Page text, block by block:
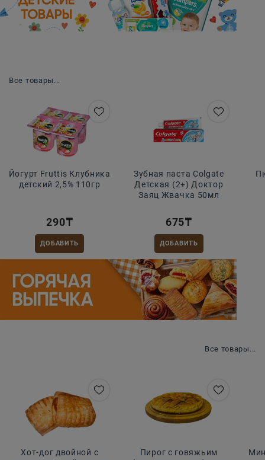
Все товары...
Йогурт Fruttis Клубника
детский 2,5% 110гр
290₸
ДОБАВИТЬ
Зубная паста Colgate
Детская (2+) Доктор
Заяц Жвачка 50мл
675₸
ДОБАВИТЬ
Все товары...
Хот-дог двойной с
Пирог с говяжьим